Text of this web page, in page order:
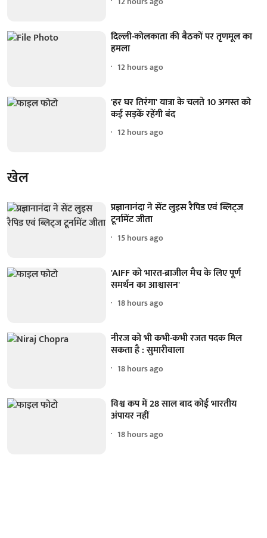
दिल्ली-कोलकाता की बैठकों पर तृणमूल का
हमला
12 hours ago
'हर घर तिरंगा' यात्रा के चलते 10 अगस्त को
कई सड़कें रहेंगी बंद
12 hours ago
खेल
प्रज्ञानानंदा ने सेंट लुइस रैपिड एवं ब्लिट्ज
टूर्नामेंट जीता
15 hours ago
'AIFF को भारत-ब्राजील मैच के लिए पूर्ण
समर्थन का आश्वासन'
18 hours ago
नीरज को भी कभी-कभी रजत पदक मिल
सकता है : सुमारीवाला
18 hours ago
विश्व कप में 28 साल बाद कोई भारतीय
अंपायर नहीं
18 hours ago